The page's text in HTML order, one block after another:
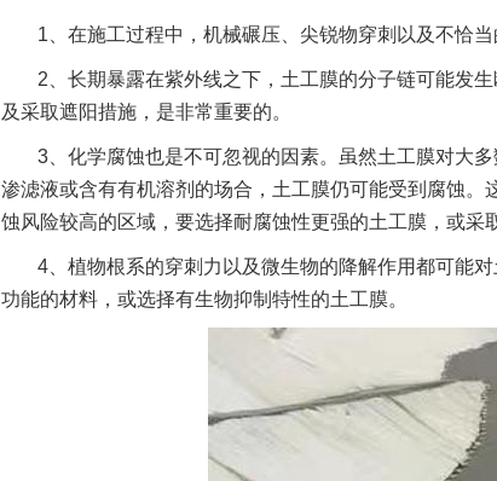
1、在施工过程中，机械碾压、尖锐物穿刺以及不恰
2、长期暴露在紫外线之下，土工膜的分子链可能发
及采取遮阳措施，是非常重要的。
3、化学腐蚀也是不可忽视的因素。虽然土工膜对大
渗滤液或含有有机溶剂的场合，土工膜仍可能受到腐蚀
蚀风险较高的区域，要选择耐腐蚀性更强的土工膜，或采
4、植物根系的穿刺力以及微生物的降解作用都可能
功能的材料，或选择有生物抑制特性的土工膜。